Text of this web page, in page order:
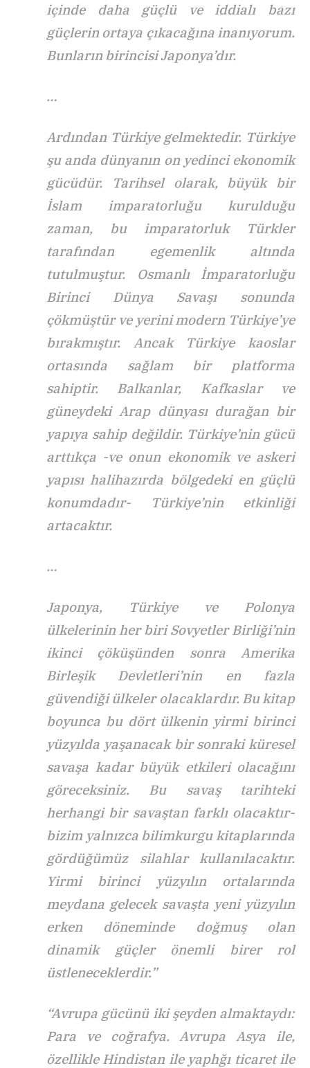
içinde daha güçlü ve iddialı bazı
güçlerin ortaya çıkacağına inanıyorum.
Bunların birincisi Japonya’dır.
…
Ardından Türkiye gelmektedir. Türkiye
şu anda dünyanın on yedinci ekonomik
gücüdür. Tarihsel olarak, büyük bir
İslam imparatorluğu kurulduğu
zaman, bu imparatorluk Türkler
tarafından egemenlik altında
tutulmuştur. Osmanlı İmparatorluğu
Birinci Dünya Savaşı sonunda
çökmüştür ve yerini modern Türkiye’ye
bırakmıştır. Ancak Türkiye kaoslar
ortasında sağlam bir platforma
sahiptir. Balkanlar, Kafkaslar ve
güneydeki Arap dünyası durağan bir
yapıya sahip değildir. Türkiye’nin gücü
arttıkça -ve onun ekonomik ve askeri
yapısı halihazırda bölgedeki en güçlü
konumdadır- Türkiye’nin etkinliği
artacaktır.
…
Japonya, Türkiye ve Polonya
ülkelerinin her biri Sovyetler Birliği’nin
ikinci çöküşünden sonra Amerika
Birleşik Devletleri’nin en fazla
güvendiği ülkeler olacaklardır. Bu kitap
boyunca bu dört ülkenin yirmi birinci
yüzyılda yaşanacak bir sonraki küresel
savaşa kadar büyük etkileri olacağını
göreceksiniz. Bu savaş tarihteki
herhangi bir savaştan farklı olacaktır-
bizim yalnızca bilimkurgu kitaplarında
gördüğümüz silahlar kullanılacaktır.
Yirmi birinci yüzyılın ortalarında
meydana gelecek savaşta yeni yüzyılın
erken döneminde doğmuş olan
dinamik güçler önemli birer rol
üstleneceklerdir.”
“Avrupa gücünü iki şeyden almaktaydı:
Para ve coğrafya. Avrupa Asya ile,
özellikle Hindistan ile yaphğı ticaret ile